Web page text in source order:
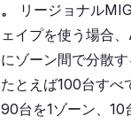
リージョナル
イプを使う場合
ゾーン間で分散
とえば100台すべ
台を1ゾーン、10